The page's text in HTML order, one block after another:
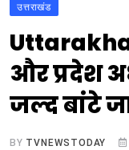
बिजनेस
विदेश
उत्तराखंड
और प्रदेश
जल्द बांटे
BY TVNEWSTODAY